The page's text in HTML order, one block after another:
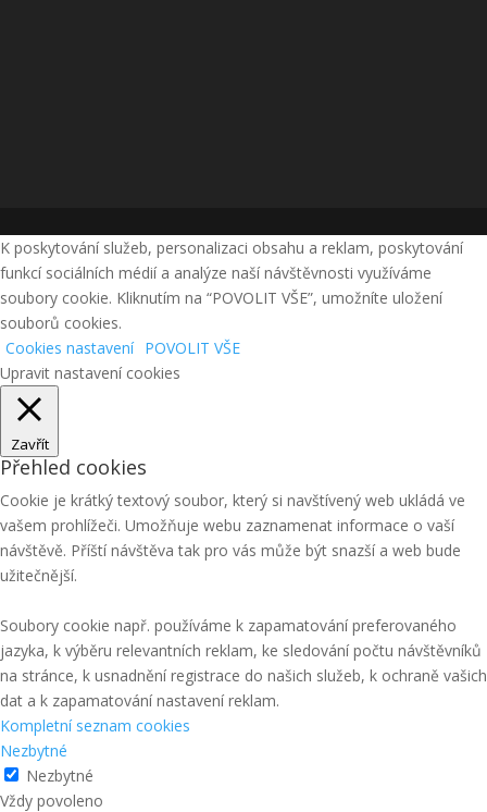
K poskytování služeb, personalizaci obsahu a reklam, poskytování
funkcí sociálních médií a analýze naší návštěvnosti využíváme
soubory cookie. Kliknutím na “POVOLIT VŠE”, umožníte uložení
souborů cookies.
Cookies nastavení POVOLIT VŠE
Upravit nastavení cookies
Zavřít
Přehled cookies
Cookie je krátký textový soubor, který si navštívený web ukládá ve
vašem prohlížeči. Umožňuje webu zaznamenat informace o vaší
návštěvě. Příští návštěva tak pro vás může být snazší a web bude
užitečnější.
Soubory cookie např. používáme k zapamatování preferovaného
jazyka, k výběru relevantních reklam, ke sledování počtu návštěvníků
na stránce, k usnadnění registrace do našich služeb, k ochraně vašich
dat a k zapamatování nastavení reklam.
Kompletní seznam cookies
Nezbytné
Nezbytné
Vždy povoleno